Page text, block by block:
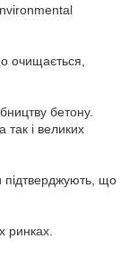
очищається,
бетону.
і великих
підтверджують, що
ринках.